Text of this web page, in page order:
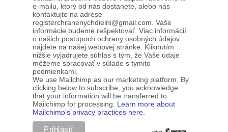
e-mailu, ktorý od nás dostanete, alebo nás
kontaktujte na adrese
registerchranenychdielni@gmail.com. Vaše
informácie budeme rešpektovať. Viac informácií
o našich postupoch ochrany osobných údajov
nájdete na našej webovej stránke. Kliknutím
nižšie vyjadrujete súhlas s tým, že Vaše údaje
môžeme spracovať v súlade s týmito
podmienkami.
We use Mailchimp as our marketing platform. By
clicking below to subscribe, you acknowledge
that your information will be transferred to
Mailchimp for processing. Learn more about
Mailchimp's privacy practices here.